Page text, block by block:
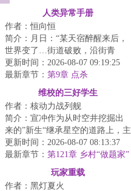
人类异常手册
作者：恒向恒
简介：月日：“某天宿醉醒来后，
世界变了…街道破败，沿街青
苔，人类早已消失不见，只剩我
一人。”月日：...
更新时间：2026-08-07 09:19:25
最新章节： 第9章 点杀
维校的三好学生
作者：核动力战列舰
简介：宣冲作为从时空井挖掘出
来的”新生“继承星空的道路上，主
打一个自信。功课能做得好，炮
火顶得住，...
更新时间：2026-08-07 08:13:37
最新章节： 第121章 乡村“做题家”
玩家重载
作者：黑灯夏火